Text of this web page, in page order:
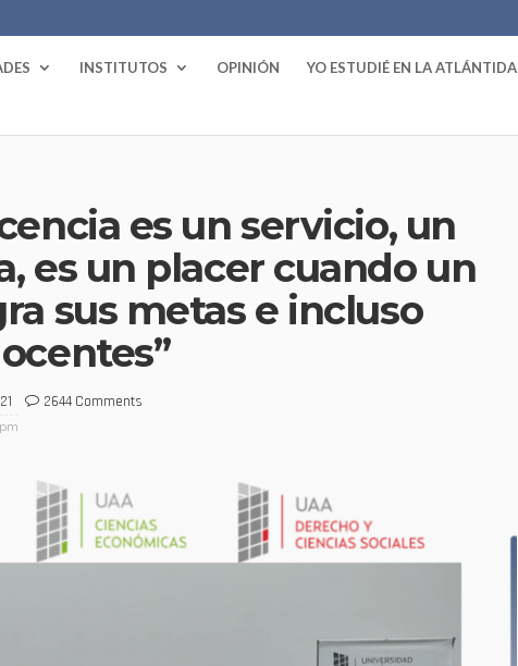
INSTITUTOS OPINIÓN YO ESTUDIÉ EN LA ATLÁNTIDA
es un servicio, un
es un placer cuando un
sus metas e incluso
2644 Comments